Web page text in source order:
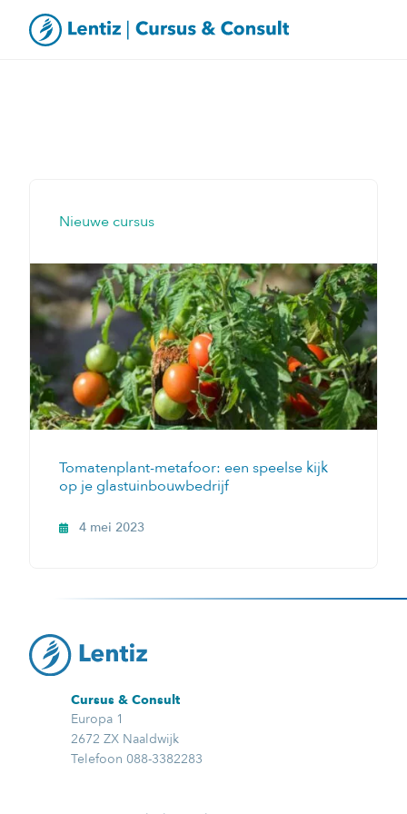
Nieuwe cursus
Tomatenplant-metafoor: een speelse kijk
op je glastuinbouwbedrijf
4 mei 2023
Cursus & Consult
Europa 1
2672 ZX Naaldwijk
Telefoon 088-3382283